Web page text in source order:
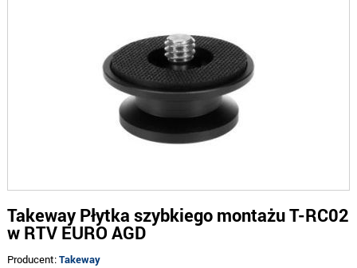
Takeway Płytka szybkiego montażu T-RC02
w RTV EURO AGD
Producent:Takeway